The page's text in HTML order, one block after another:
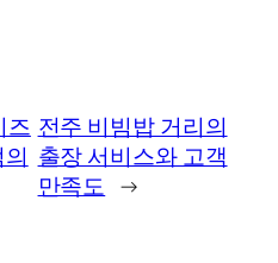
즈 전주 비빔밥 거리의
출장 서비스와 고객
만족도 →